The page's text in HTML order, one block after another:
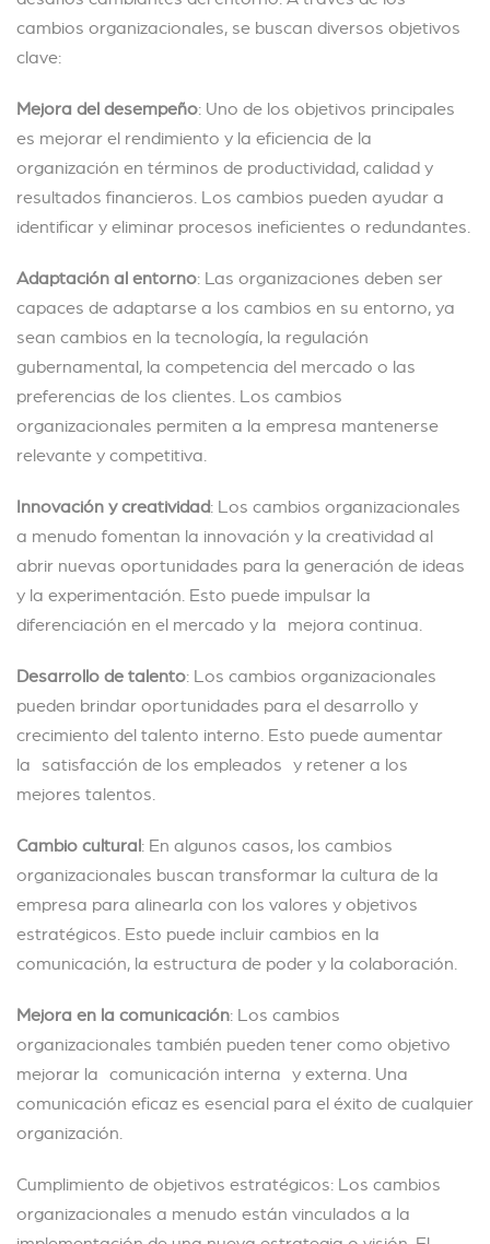
cambios organizacionales, se buscan diversos objetivos
clave:
Mejora del desempeño: Uno de los objetivos principales
es mejorar el rendimiento y la eficiencia de la
organización en términos de productividad, calidad y
resultados financieros. Los cambios pueden ayudar a
identificar y eliminar procesos ineficientes o redundantes.
Adaptación al entorno: Las organizaciones deben ser
capaces de adaptarse a los cambios en su entorno, ya
sean cambios en la tecnología, la regulación
gubernamental, la competencia del mercado o las
preferencias de los clientes. Los cambios
organizacionales permiten a la empresa mantenerse
relevante y competitiva.
Innovación y creatividad: Los cambios organizacionales
a menudo fomentan la innovación y la creatividad al
abrir nuevas oportunidades para la generación de ideas
y la experimentación. Esto puede impulsar la
diferenciación en el mercado y la mejora continua.
Desarrollo de talento: Los cambios organizacionales
pueden brindar oportunidades para el desarrollo y
crecimiento del talento interno. Esto puede aumentar
la satisfacción de los empleados y retener a los
mejores talentos.
Cambio cultural: En algunos casos, los cambios
organizacionales buscan transformar la cultura de la
empresa para alinearla con los valores y objetivos
estratégicos. Esto puede incluir cambios en la
comunicación, la estructura de poder y la colaboración.
Mejora en la comunicación: Los cambios
organizacionales también pueden tener como objetivo
mejorar la comunicación interna y externa. Una
comunicación eficaz es esencial para el éxito de cualquier
organización.
Cumplimiento de objetivos estratégicos: Los cambios
organizacionales a menudo están vinculados a la